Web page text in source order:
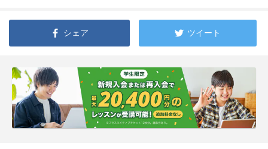
シェア ツイート